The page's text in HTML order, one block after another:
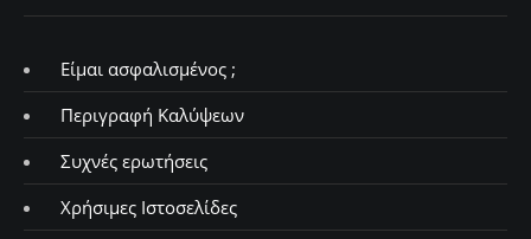
Είμαι ασφαλισμένος ;
Περιγραφή Καλύψεων
Συχνές ερωτήσεις
Χρήσιμες Ιστοσελίδες